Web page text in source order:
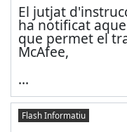
El jutjat
ha notificat
que permet el
McAfee,
...
Flash Informatiu